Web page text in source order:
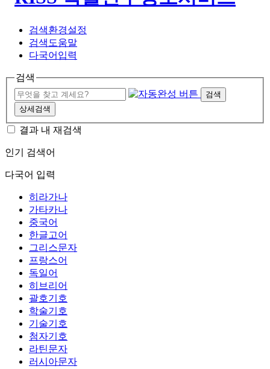
검색환경설정
검색도움말
다국어입력
검색
검색
상세검색
결과 내 재검색
인기 검색어
다국어 입력
히라가나
가타카나
중국어
한글고어
그리스문자
프랑스어
독일어
히브리어
괄호기호
학술기호
기술기호
첨자기호
라틴문자
러시아문자